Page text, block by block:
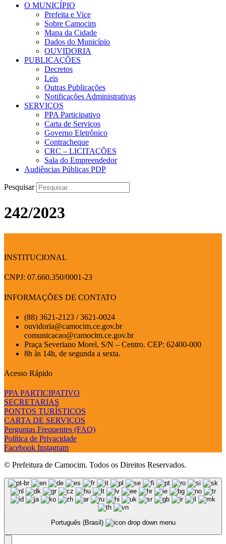
O MUNICÍPIO
Prefeita e Vice
Sobre Camocim
Mapa da Cidade
Dados do Município
OUVIDORIA
PUBLICAÇÕES
Decretos
Leis
Outras Publicações
Notificações Administrativas
SERVIÇOS
PPA Participativo
Carta de Serviços
Governo Eletrônico
Contracheque
CRC – LICITAÇÕES
Sala do Empreendedor
Audiências Públicas PDP
Pesquisar
242/2023
INSTITUCIONAL
CNPJ: 07.660.350/0001-23
INFORMAÇÕES DE CONTATO
(88) 3621-2123 / 3621-0024
ouvidoria@camocim.ce.gov.br
comunicacao@camocim.ce.gov.br
Praça Severiano Morel, S/N – Centro. CEP: 62400-000
8h às 14h, de segunda a sexta.
Acesso Rápido
PPA PARTICIPATIVO
SECRETARIAS
PONTOS TURÍSTICOS
CARTA DE SERVIÇOS
Perguntas Frequentes (FAQ)
Política de Privacidade
Facebook Instagram
© Prefeitura de Camocim. Todos os Direitos Reservados.
Português (Brasil)